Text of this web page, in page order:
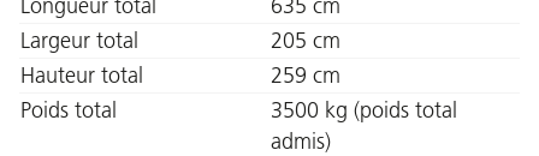
Largeur total
205 cm
Hauteur total
259 cm
Poids total
3500 kg (poids total
admis)